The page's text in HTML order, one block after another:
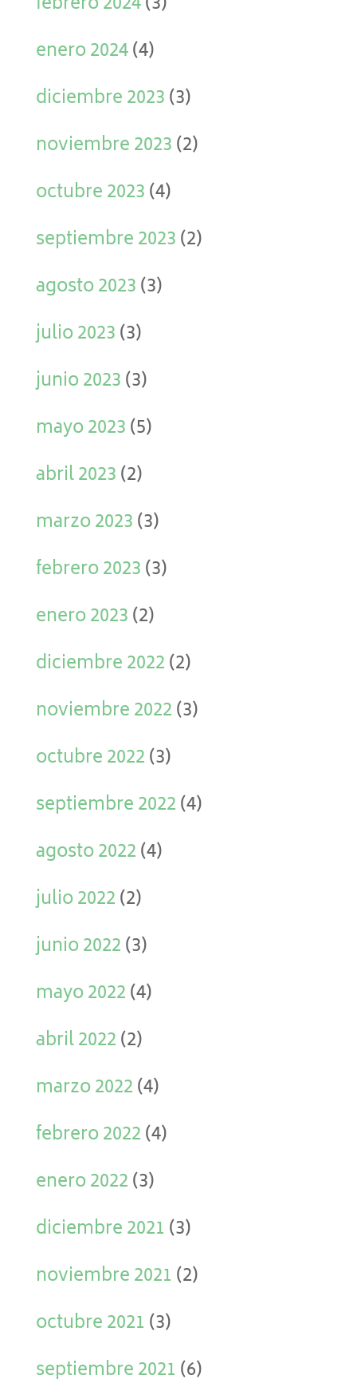
enero 2024(4)
diciembre 2023(3)
noviembre 2023(2)
octubre 2023(4)
septiembre 2023(2)
agosto 2023(3)
julio 2023(3)
junio 2023(3)
mayo 2023(5)
abril 2023(2)
marzo 2023(3)
febrero 2023(3)
enero 2023(2)
diciembre 2022(2)
noviembre 2022(3)
octubre 2022(3)
septiembre 2022(4)
agosto 2022(4)
julio 2022(2)
junio 2022(3)
mayo 2022(4)
abril 2022(2)
marzo 2022(4)
febrero 2022(4)
enero 2022(3)
diciembre 2021 (3)
noviembre 2021 (2)
octubre 2021 (3)
septiembre 2021 (6)